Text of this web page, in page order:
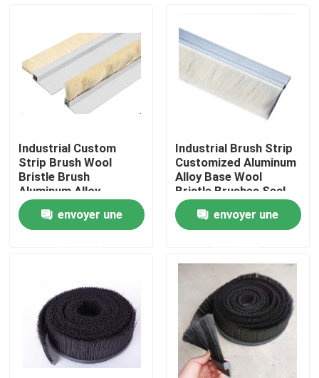
A propos de nous
Visite d'usine
Contrôle de la qualité
Contact
Brosses cylindriques industrielles
Brosses à rouleaux industriels
Industrial Custom
Strip Brush Wool
Bristle Brush
Aluminum Alloy
Bracket Strip Brush
Cleaning Brush Strip
envoyer une
Industrial Brush Strip
Customized Aluminum
Alloy Base Wool
Bristle Brushes Seal
Strip Brush
envoyer une